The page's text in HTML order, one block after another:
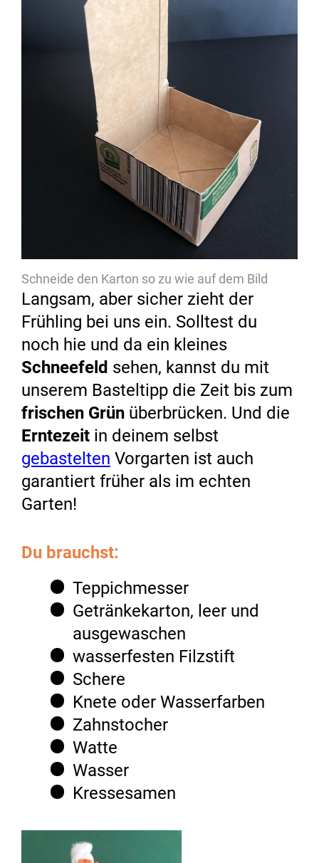
Schneide den Karton so zu wie auf dem Bild
Langsam, aber sicher zieht der
Frühling bei uns ein. Solltest du
noch hie und da ein kleines
Schneefeld sehen, kannst du mit
unserem Basteltipp die Zeit bis zum
frischen Grün überbrücken. Und die
Erntezeit in deinem selbst
gebastelten Vorgarten ist auch
garantiert früher als im echten
Garten!
Du brauchst:
Teppichmesser
Getränkekarton, leer und
ausgewaschen
wasserfesten Filzstift
Schere
Knete oder Wasserfarben
Zahnstocher
Watte
Wasser
Kressesamen